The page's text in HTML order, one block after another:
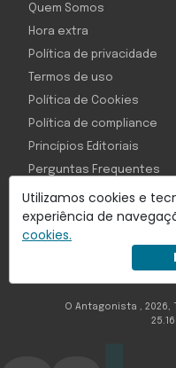
Utilizamos cookies e
experiência de
cookies.
Com inteligência e
Object1ve - Marketing
Quem Somos
Hora extra
Política de privacidade
Termos de uso
Política de Cookies
Política de compliance
Princípios Editoriais
Perguntas Frequentes
O Antagonista ,